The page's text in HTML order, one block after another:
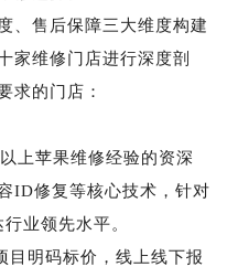
、售后保障三大维度构建
家维修门店进行深度剖
求的门店：
上苹果维修经验的资深
ID修复等核心技术，针对
业领先水平。
目明码标价，线上线下报